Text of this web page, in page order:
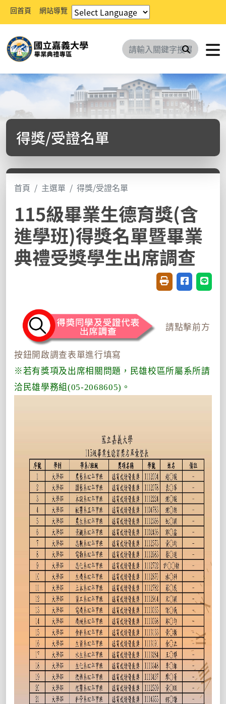
回首頁 網站導覽
搜尋
得獎/受證名單
首頁 主選單 得獎/受證名單
115級畢業生德育獎(含
進學班)得獎名單暨畢業
典禮受獎學生出席調查
友善列印(開新視
分享至臉書
分享
請點擊前方
按鈕開啟調查表單進行填寫
※若有獎項及出席相關問題，民雄校區所屬系所請
洽民雄學務組(05-2068605)。